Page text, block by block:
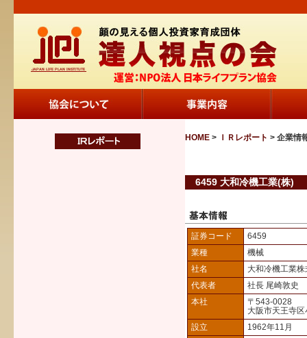
HOME > ＩＲレポート > 企業情
6459 大和冷機工業(株)
証券コード
6459
業種
機械
社名
大和冷機工業
代表者
社長 尾崎敦史
本社
〒543-0028
大阪市天王寺
設立
1962年11月